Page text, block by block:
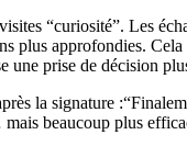
“curiosité”. Les
plus approfondies.
une prise de décision
la signature
beaucoup plus